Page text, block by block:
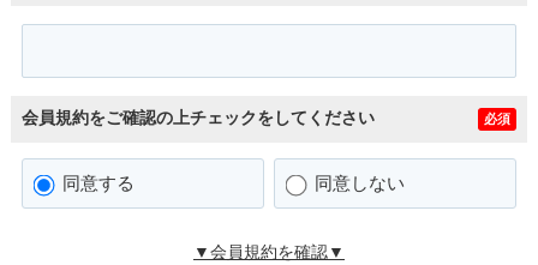
会員規約をご確認の上チェックをしてください 必須
同意する 同意しない
▼会員規約を確認▼